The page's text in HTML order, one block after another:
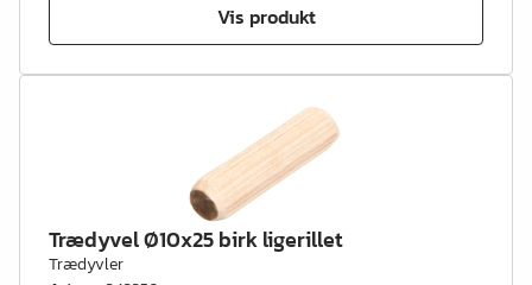
Vis produkt
Trædyvel Ø10x25 birk ligerillet
Trædyvler